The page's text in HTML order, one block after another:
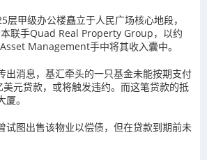
层甲级办公楼矗立于人民广场核心地段，
联手Quad Real Property Group，以约
Management手中将其收入囊中。
出消息，基汇牵头的一只基金未能按期支付
元贷款，或将触发违约。而这笔贷款的抵
。
试图出售该物业以偿债，但在贷款到期前未